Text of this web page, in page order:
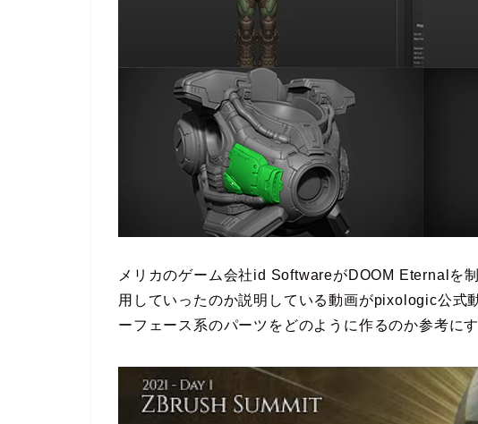
メリカのゲーム会社id SoftwareがDOOM Eternalを
用していったのか説明している動画がpixologic公式
ーフェース系のパーツをどのように作るのか参考に